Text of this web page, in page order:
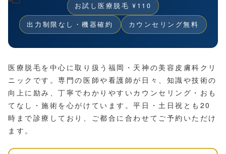
お試し医療脱毛 ¥110
出力制限なし・機器確約 カウンセリング無料
医療脱毛を中心に取り扱う福岡・天神の美容皮膚科クリ
ニックです。専門の医師や看護師が日々、知識や技術の
向上に励み、丁寧でわかりやすいカウンセリング・おも
てなし・施術を心がけています。平日・土日祝とも20
時まで診療しており、ご都合に合わせてご予約いただけ
ます。